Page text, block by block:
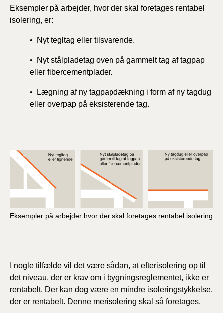
Eksempler på arbejder, hvor der skal foretages rentabel
isolering, er:
• Nyt tegltag eller tilsvarende.
• Nyt stålpladetag oven på gammelt tag af tagpap
eller fibercementplader.
• Lægning af ny tagpapdækning i form af ny tagdug
eller overpap på eksisterende tag.
Eksempler på arbejder hvor der skal foretages rentabel isolering
I nogle tilfælde vil det være sådan, at efterisolering op til
det niveau, der er krav om i bygningsreglementet, ikke er
rentabelt. Der kan dog være en mindre isoleringstykkelse,
der er rentabelt. Denne merisolering skal så foretages.